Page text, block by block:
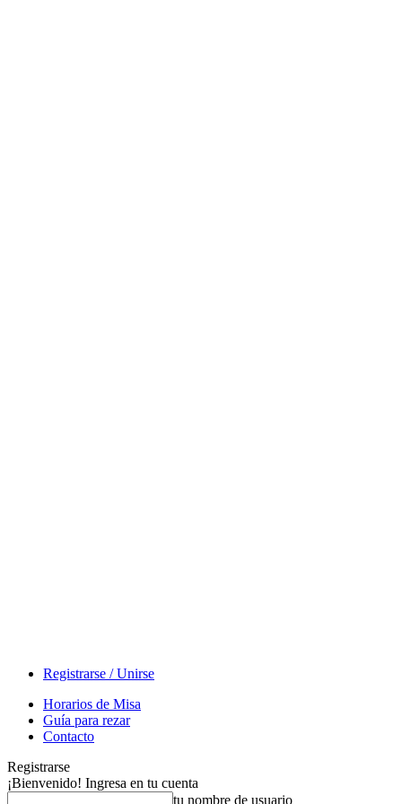
Registrarse / Unirse
Horarios de Misa
Guía para rezar
Contacto
Registrarse
¡Bienvenido! Ingresa en tu cuenta
tu nombre de usuario